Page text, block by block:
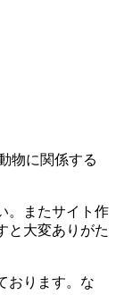
物に関係する
。またサイト作
と大変ありがた
おります。な